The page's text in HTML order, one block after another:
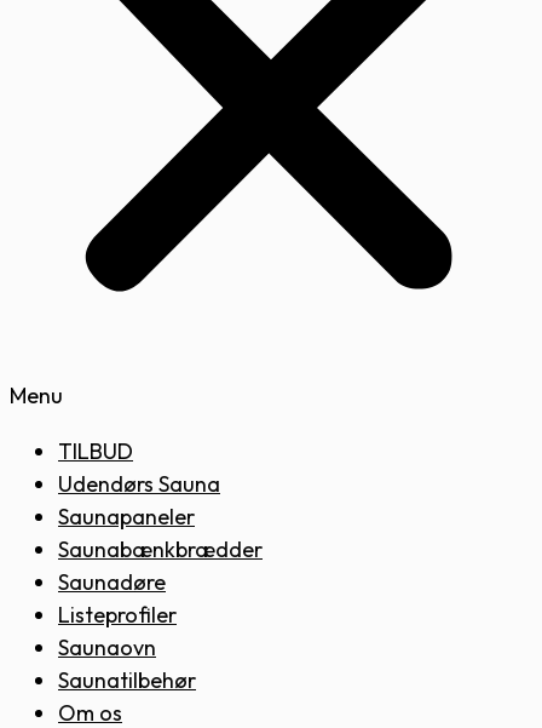
Menu
TILBUD
Udendørs Sauna
Saunapaneler
Saunabænkbrædder
Saunadøre
Listeprofiler
Saunaovn
Saunatilbehør
Om os